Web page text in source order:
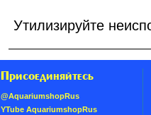
Утилизируйте
Присоединяйтесь
@AquariumshopRus
YTube AquariumshopRus